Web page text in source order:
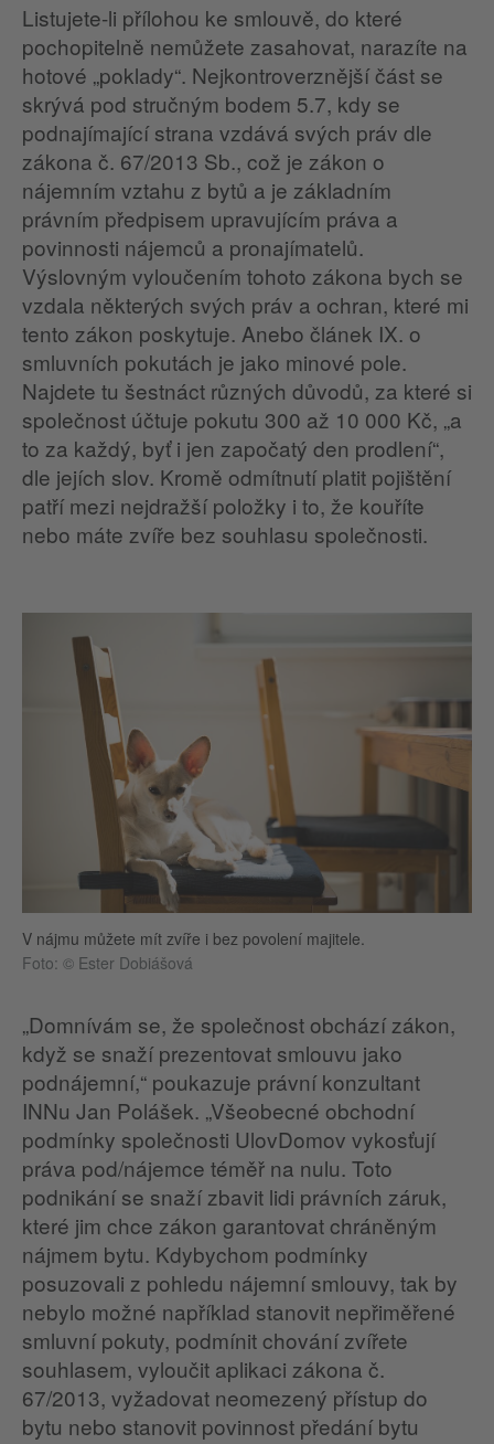
Listujete-li přílohou ke smlouvě, do které
pochopitelně nemůžete zasahovat, narazíte na
hotové „poklady“. Nejkontroverznější část se
skrývá pod stručným bodem 5.7, kdy se
podnajímající strana vzdává svých práv dle
zákona č. 67/2013 Sb., což je zákon o
nájemním vztahu z bytů a je základním
právním předpisem upravujícím práva a
povinnosti nájemců a pronajímatelů.
Výslovným vyloučením tohoto zákona bych se
vzdala některých svých práv a ochran, které mi
tento zákon poskytuje. Anebo článek IX. o
smluvních pokutách je jako minové pole.
Najdete tu šestnáct různých důvodů, za které si
společnost účtuje pokutu 300 až 10 000 Kč, „a
to za každý, byť i jen započatý den prodlení“,
dle jejích slov. Kromě odmítnutí platit pojištění
patří mezi nejdražší položky i to, že kouříte
nebo máte zvíře bez souhlasu společnosti.
V nájmu můžete mít zvíře i bez povolení majitele.
Foto: © Ester Dobiášová
„Domnívám se, že společnost obchází zákon,
když se snaží prezentovat smlouvu jako
podnájemní,“ poukazuje právní konzultant
INNu Jan Polášek. „Všeobecné obchodní
podmínky společnosti UlovDomov vykosťují
práva pod/nájemce téměř na nulu. Toto
podnikání se snaží zbavit lidi právních záruk,
které jim chce zákon garantovat chráněným
nájmem bytu. Kdybychom podmínky
posuzovali z pohledu nájemní smlouvy, tak by
nebylo možné například stanovit nepřiměřené
smluvní pokuty, podmínit chování zvířete
souhlasem, vyloučit aplikaci zákona č.
67/2013, vyžadovat neomezený přístup do
bytu nebo stanovit povinnost předání bytu